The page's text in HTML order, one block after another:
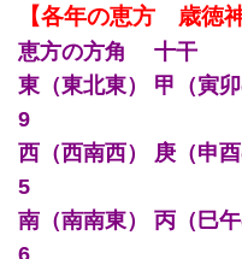
【各年の恵方 歳徳
恵方の方角 十
東（東北東） 甲（寅
9
西（西南西） 庚（申
5
南（南南東） 丙（巳
6